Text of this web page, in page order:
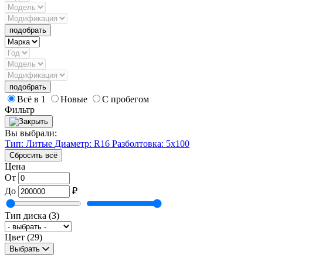
подобрать
подобрать
Всё в 1 Новые
С пробегом
Фильтр
Вы выбрали:
Тип: Литые Диаметр: R16 Разболтовка: 5x100
Сбросить всё
Цена
От
До
₽
Тип диска (3)
Цвет (29)
Выбрать